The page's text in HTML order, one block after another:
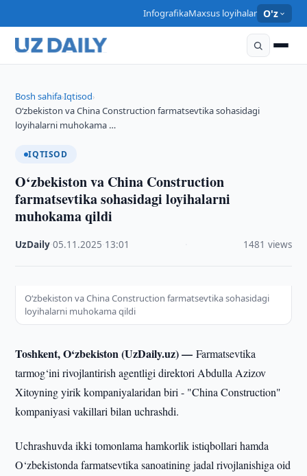
InfografikaMaxsus loyihalar O'z
Bosh sahifa›Iqtisod›
O‘zbekiston va China Construction farmatsevtika sohasidagi
loyihalarni muhokama …
IQTISOD
O‘zbekiston va China Construction
farmatsevtika sohasidagi loyihalarni
muhokama qildi
UzDaily ·05.11.2025 13:01 1481 views
O‘zbekiston va China Construction farmatsevtika sohasidagi
loyihalarni muhokama qildi
Toshkent, O‘zbekiston (UzDaily.uz) —Farmatsevtika
tarmog‘ini rivojlantirish agentligi direktori Abdulla Azizov
Xitoyning yirik kompaniyalaridan biri - "China Construction"
kompaniyasi vakillari bilan uchrashdi.
Uchrashuvda ikki tomonlama hamkorlik istiqbollari hamda
O‘zbekistonda farmatsevtika sanoatining jadal rivojlanishiga oid